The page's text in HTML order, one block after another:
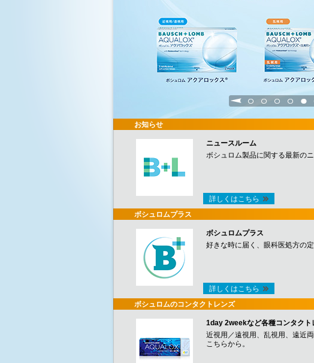
1 2 3 4 5
お知らせ
ニュースルーム
ボシュロム製品に関する最新の
詳しくはこちら
ボシュロムプラス
ボシュロムプラス
好きな時に届く、眼科医処方の
詳しくはこちら
ボシュロムのコンタクトレンズ
1day 2weekなど各種コンタクト
近視用／遠視用、乱視用、遠近
こちらから。